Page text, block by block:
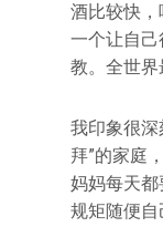
酒比较快
一个让自
教。全世界
我印象很深
拜”的家庭
妈妈每天都
规矩随便自